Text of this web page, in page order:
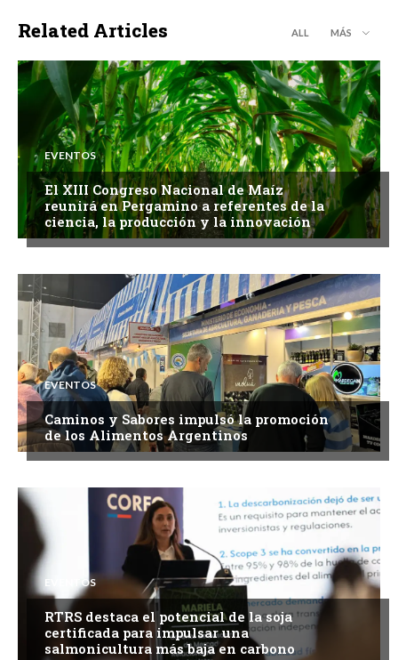
Related Articles ALL MÁS
EVENTOS
El XIII Congreso Nacional de Maíz
reunirá en Pergamino a referentes de la
ciencia, la producción y la innovación
EVENTOS
Caminos y Sabores impulsó la promoción
de los Alimentos Argentinos
EVENTOS
RTRS destaca el potencial de la soja
certificada para impulsar una
salmonicultura más baja en carbono